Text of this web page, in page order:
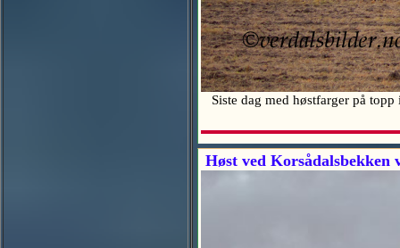
Siste dag med høstfarger på
Høst ved Korsådalsbekken